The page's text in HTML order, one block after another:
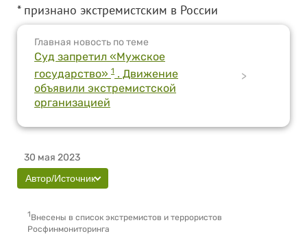
* признано экстремистским в России
Главная новость по теме
Суд запретил «Мужское
государство» 1 . Движение
объявили экстремистской
организацией
>
30 мая 2023
Автор/Источник
1Внесены в список экстремистов и террористов
Росфинмониторинга